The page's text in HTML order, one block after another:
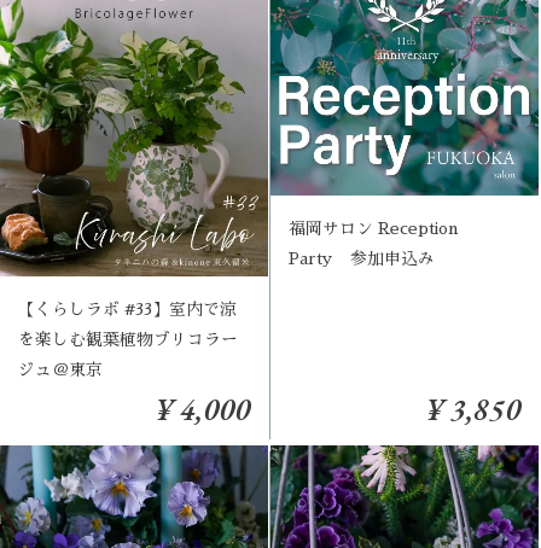
【くらしラボ #33】室内で涼
を楽しむ観葉植物ブリコラー
ジュ＠東京
¥ 4,000
福岡サロン Reception
Party 参加申込み
¥ 3,850